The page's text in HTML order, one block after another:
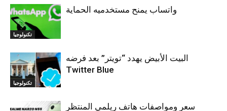
تكنولوجيا
واتساب يمنح مستخدميه الحماية
تكنولوجيا
البيت الأبيض يهدد “تويتر” بعد فرضه
Twitter Blue
سعر ومواصفات هاتف ريلمي المنتظر